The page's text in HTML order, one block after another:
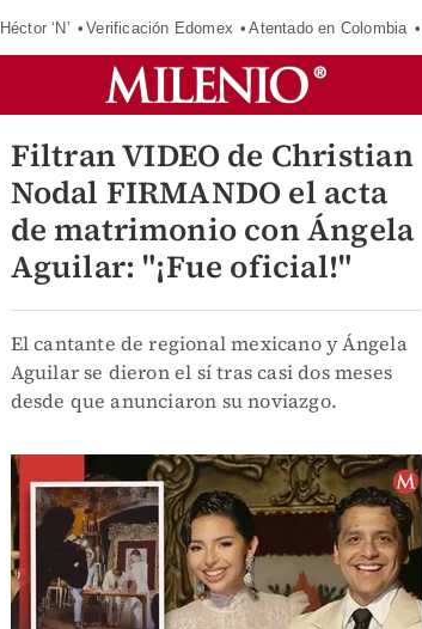
Héctor ‘N’ Verificación Edomex Atentado en Colombia
Filtran VIDEO de Christian
Nodal FIRMANDO el acta
de matrimonio con Ángela
Aguilar: "¡Fue oficial!"
El cantante de regional mexicano y Ángela
Aguilar se dieron el sí tras casi dos meses
desde que anunciaron su noviazgo.